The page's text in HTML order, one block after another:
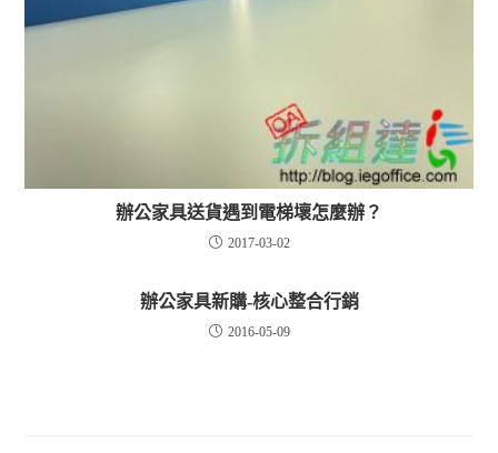
辦公家具送貨遇到電梯壞怎麼辦？
2017-03-02
辦公家具新購-核心整合行銷
2016-05-09